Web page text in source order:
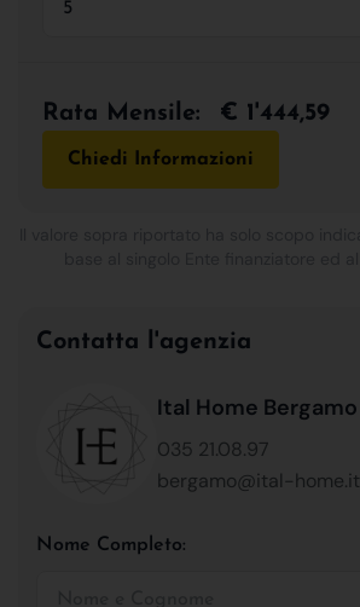
Rata Mensile: € 1'444,59
Chiedi Informazioni
Contatta l'agenzia
Ital Home Bergamo
035 21.08.97
bergamo@ital-home.it
Nome Completo: